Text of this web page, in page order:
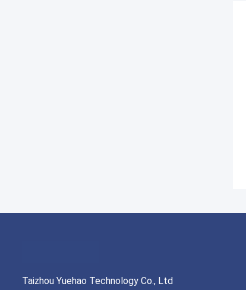
Taizhou Yuehao Technology Co., Ltd